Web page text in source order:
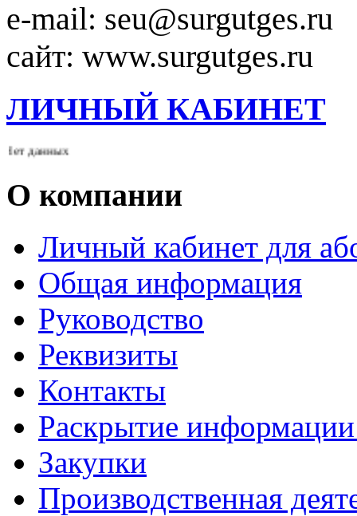
e-mail: seu@surgutges.ru
сайт: www.surgutges.ru
ЛИЧНЫЙ КАБИНЕТ
данных
О компании
Личный кабинет для
Общая информация
Руководство
Реквизиты
Контакты
Раскрытие
Закупки
Производственная